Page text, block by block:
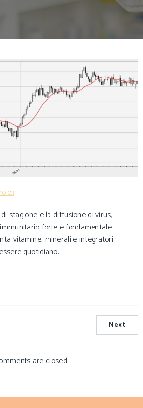
10:03
stagione e la diffusione di virus,
forte è fondamentale.
vitamine, minerali e integratori
quotidiano.
Next
are closed